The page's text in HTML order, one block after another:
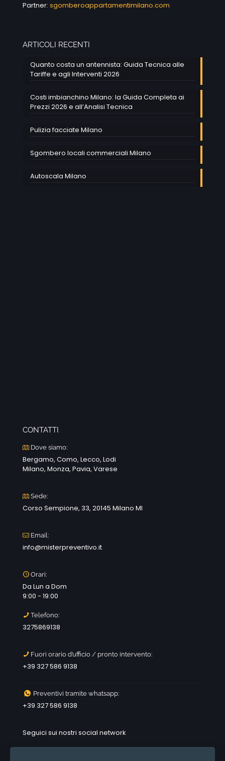
Partner: sgomberoappartamentimilano.com
ARTICOLI RECENTI
Quanto costa un antennista: Guida Tecnica alle
Tariffe e agli Interventi 2026
Costi imbianchino Milano: la Guida Completa ai
Prezzi 2026 e all’Analisi Tecnica
Pulizia facciate Milano
Sgombero locali commerciali Milano
Autoscala Milano
CONTATTI
Dove siamo:
Bergamo, Como, Lecco, Lodi
Milano, Monza, Pavia, Varese
Sede:
Corso Sempione, 33, 20145 Milano MI
Email:
info@misterpreventivo.it
Orari:
Da Lun a Dom
9:00 - 19:00
Telefono:
3275869138
Fuori orario d’ufficio / pronto intervento:
+39 327 586 9138
Preventivi tramite whatsapp:
+39 327 586 9138
Seguici sui nostri social network